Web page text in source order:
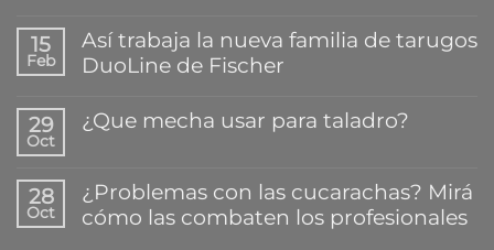
hay
comentarios
en
secreto
para
reparar
plásticos
en
15
Feb
Así trabaja la nueva familia de tarugos
DuoLine de Fischer
hay
comentarios
trabaja
la
nueva
29
Oct
¿Que mecha usar para taladro?
comentarios
en
¿Que
28
Oct
¿Problemas con las cucarachas? Mirá
cómo las combaten los profesionales